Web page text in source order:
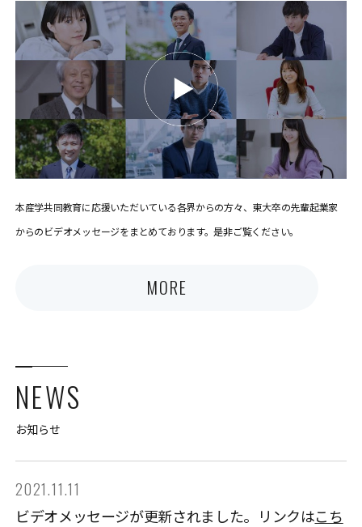
本産学共同教育に応援いただいている各界からの方々、東大卒の先輩起業家
からのビデオメッセージをまとめております。是非ご覧ください。
MORE
NEWS
お知らせ
2021.11.11
ビデオメッセージが更新されました。リンクはこち